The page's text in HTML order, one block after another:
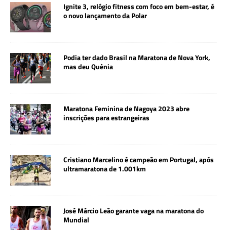
Ignite 3, relógio fitness com foco em bem-estar, é
o novo lançamento da Polar
Podia ter dado Brasil na Maratona de Nova York,
mas deu Quênia
Maratona Feminina de Nagoya 2023 abre
inscrições para estrangeiras
Cristiano Marcelino é campeão em Portugal, após
ultramaratona de 1.001km
José Márcio Leão garante vaga na maratona do
Mundial